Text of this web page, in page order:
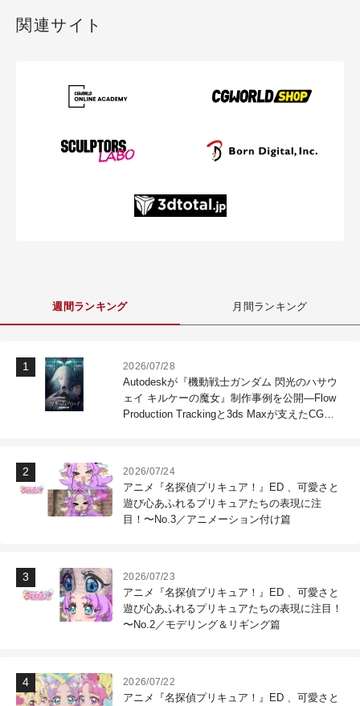
関連サイト
週間ランキング 月間ランキング
2026/07/28
Autodeskが『機動戦士ガンダム 閃光のハサウ
ェイ キルケーの魔女』制作事例を公開―Flow
Production Trackingと3ds Maxが支えたCG制
2026/07/24
アニメ『名探偵プリキュア！』ED 、可愛さと
遊び心あふれるプリキュアたちの表現に注
目！〜No.3／アニメーション付け篇
2026/07/23
アニメ『名探偵プリキュア！』ED 、可愛さと
遊び心あふれるプリキュアたちの表現に注目！
〜No.2／モデリング＆リギング篇
2026/07/22
アニメ『名探偵プリキュア！』ED 、可愛さと